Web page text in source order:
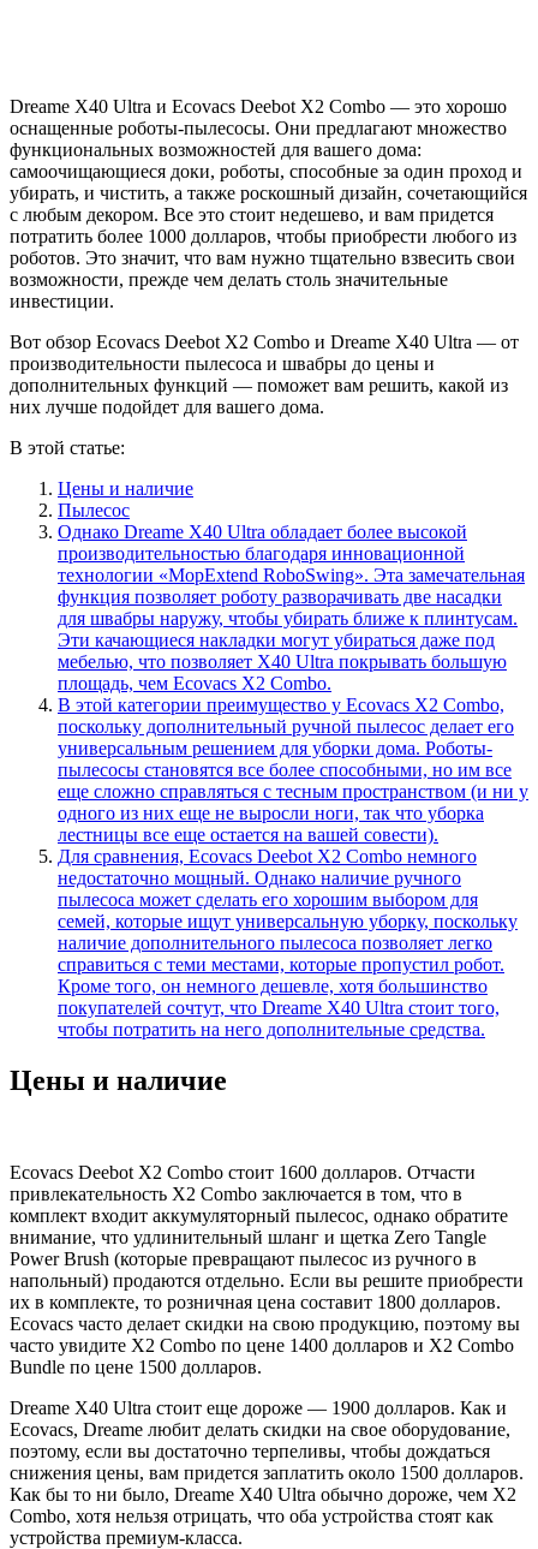
Dreame X40 Ultra и Ecovacs Deebot X2 Combo — это хорошо
оснащенные роботы-пылесосы. Они предлагают множество
функциональных возможностей для вашего дома:
самоочищающиеся доки, роботы, способные за один проход и
убирать, и чистить, а также роскошный дизайн, сочетающийся
с любым декором. Все это стоит недешево, и вам придется
потратить более 1000 долларов, чтобы приобрести любого из
роботов. Это значит, что вам нужно тщательно взвесить свои
возможности, прежде чем делать столь значительные
инвестиции.
Вот обзор Ecovacs Deebot X2 Combo и Dreame X40 Ultra — от
производительности пылесоса и швабры до цены и
дополнительных функций — поможет вам решить, какой из
них лучше подойдет для вашего дома.
В этой статье:
Цены и наличие
Пылесос
Однако Dreame X40 Ultra обладает более высокой
производительностью благодаря инновационной
технологии «MopExtend RoboSwing». Эта замечательная
функция позволяет роботу разворачивать две насадки
для швабры наружу, чтобы убирать ближе к плинтусам.
Эти качающиеся накладки могут убираться даже под
мебелью, что позволяет X40 Ultra покрывать большую
площадь, чем Ecovacs X2 Combo.
В этой категории преимущество у Ecovacs X2 Combo,
поскольку дополнительный ручной пылесос делает его
универсальным решением для уборки дома. Роботы-
пылесосы становятся все более способными, но им все
еще сложно справляться с тесным пространством (и ни у
одного из них еще не выросли ноги, так что уборка
лестницы все еще остается на вашей совести).
Для сравнения, Ecovacs Deebot X2 Combo немного
недостаточно мощный. Однако наличие ручного
пылесоса может сделать его хорошим выбором для
семей, которые ищут универсальную уборку, поскольку
наличие дополнительного пылесоса позволяет легко
справиться с теми местами, которые пропустил робот.
Кроме того, он немного дешевле, хотя большинство
покупателей сочтут, что Dreame X40 Ultra стоит того,
чтобы потратить на него дополнительные средства.
Цены и наличие
Ecovacs Deebot X2 Combo стоит 1600 долларов. Отчасти
привлекательность X2 Combo заключается в том, что в
комплект входит аккумуляторный пылесос, однако обратите
внимание, что удлинительный шланг и щетка Zero Tangle
Power Brush (которые превращают пылесос из ручного в
напольный) продаются отдельно. Если вы решите приобрести
их в комплекте, то розничная цена составит 1800 долларов.
Ecovacs часто делает скидки на свою продукцию, поэтому вы
часто увидите X2 Combo по цене 1400 долларов и X2 Combo
Bundle по цене 1500 долларов.
Dreame X40 Ultra стоит еще дороже — 1900 долларов. Как и
Ecovacs, Dreame любит делать скидки на свое оборудование,
поэтому, если вы достаточно терпеливы, чтобы дождаться
снижения цены, вам придется заплатить около 1500 долларов.
Как бы то ни было, Dreame X40 Ultra обычно дороже, чем X2
Combo, хотя нельзя отрицать, что оба устройства стоят как
устройства премиум-класса.